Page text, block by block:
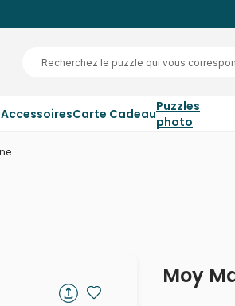
AccessoiresCarte CadeauPuzzles
photo
Moy